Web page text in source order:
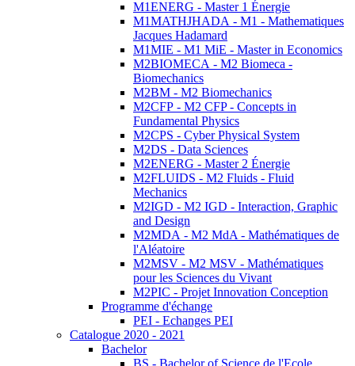
M1ENERG - Master 1 Énergie
M1MATHJHADA - M1 - Mathematiques
Jacques Hadamard
M1MIE - M1 MiE - Master in Economics
M2BIOMECA - M2 Biomeca -
Biomechanics
M2BM - M2 Biomechanics
M2CFP - M2 CFP - Concepts in
Fundamental Physics
M2CPS - Cyber Physical System
M2DS - Data Sciences
M2ENERG - Master 2 Énergie
M2FLUIDS - M2 Fluids - Fluid
Mechanics
M2IGD - M2 IGD - Interaction, Graphic
and Design
M2MDA - M2 MdA - Mathématiques de
l'Aléatoire
M2MSV - M2 MSV - Mathématiques
pour les Sciences du Vivant
M2PIC - Projet Innovation Conception
Programme d'échange
PEI - Echanges PEI
Catalogue 2020 - 2021
Bachelor
BS - Bachelor of Science de l'Ecole